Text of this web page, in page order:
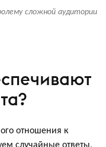
сложной аудитории
отношения к
случайные ответы,